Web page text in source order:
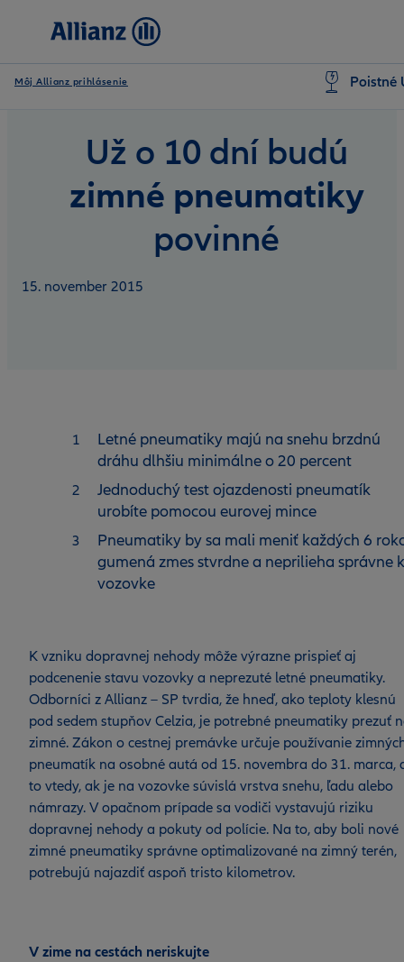
Môj Allianz prihlásenie Poistné
Už o 10 dní budú
zimné pneumatiky
povinné
15. november 2015
Letné pneumatiky majú na snehu brzdnú
dráhu dlhšiu minimálne o 20 percent
Jednoduchý test ojazdenosti pneumatík
urobíte pomocou eurovej mince
Pneumatiky by sa mali meniť každých 6
gumená zmes stvrdne a neprilieha správne k
vozovke
K vzniku dopravnej nehody môže výrazne prispieť aj
podcenenie stavu vozovky a neprezuté letné pneumatiky.
Odborníci z Allianz – SP tvrdia, že hneď, ako teploty klesnú
pod sedem stupňov Celzia, je potrebné pneumatiky prezuť
zimné. Zákon o cestnej premávke určuje používanie
pneumatík na osobné autá od 15. novembra do 31. marca,
to vtedy, ak je na vozovke súvislá vrstva snehu, ľadu alebo
námrazy. V opačnom prípade sa vodiči vystavujú riziku
dopravnej nehody a pokuty od polície. Na to, aby boli nové
zimné pneumatiky správne optimalizované na zimný terén,
potrebujú najazdiť aspoň tristo kilometrov.
V zime na cestách neriskujte